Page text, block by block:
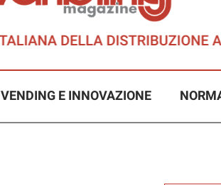
VENDING E INNOVAZIONE